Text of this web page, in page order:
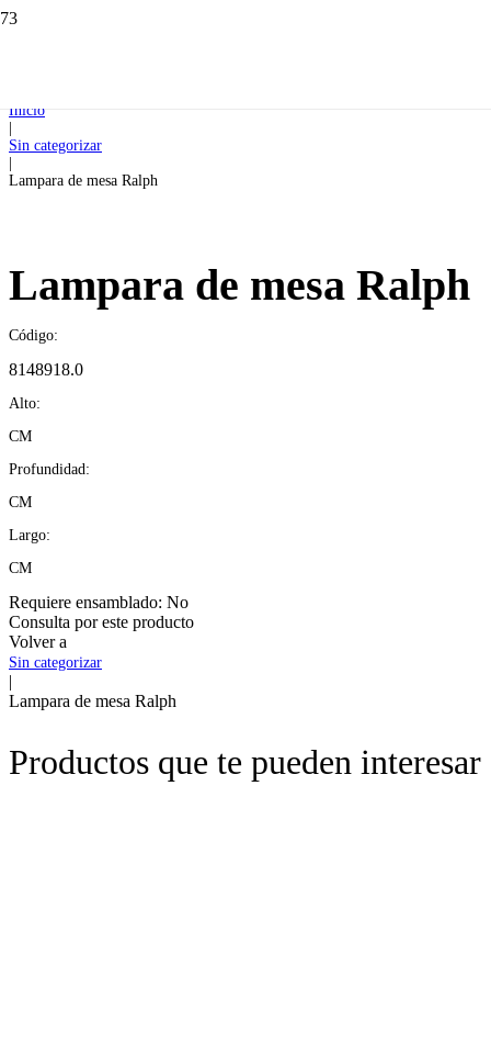
Inicio
Sin categorizar
Lampara de mesa Ralph
Lampara de mesa Ralph
Código:
8148918.0
Alto:
CM
Profundidad:
CM
Largo:
CM
Requiere ensamblado: No
Consulta por este producto
Volver a
Sin categorizar
|
Lampara de mesa Ralph
Productos que te pueden interesar